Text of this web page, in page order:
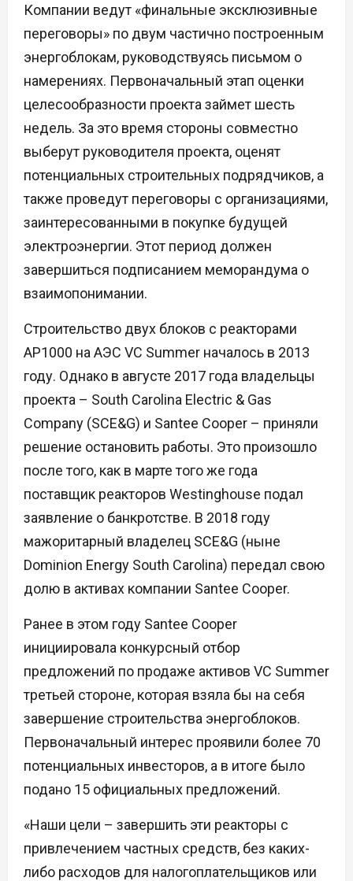
Компании ведут «финальные эксклюзивные
переговоры» по двум частично построенным
энергоблокам, руководствуясь письмом о
намерениях. Первоначальный этап оценки
целесообразности проекта займет шесть
недель. За это время стороны совместно
выберут руководителя проекта, оценят
потенциальных строительных подрядчиков, а
также проведут переговоры с организациями,
заинтересованными в покупке будущей
электроэнергии. Этот период должен
завершиться подписанием меморандума о
взаимопонимании.
Строительство двух блоков с реакторами
AP1000 на АЭС VC Summer началось в 2013
году. Однако в августе 2017 года владельцы
проекта – South Carolina Electric & Gas
Company (SCE&G) и Santee Cooper – приняли
решение остановить работы. Это произошло
после того, как в марте того же года
поставщик реакторов Westinghouse подал
заявление о банкротстве. В 2018 году
мажоритарный владелец SCE&G (ныне
Dominion Energy South Carolina) передал свою
долю в активах компании Santee Cooper.
Ранее в этом году Santee Cooper
инициировала конкурсный отбор
предложений по продаже активов VC Summer
третьей стороне, которая взяла бы на себя
завершение строительства энергоблоков.
Первоначальный интерес проявили более 70
потенциальных инвесторов, а в итоге было
подано 15 официальных предложений.
«Наши цели – завершить эти реакторы с
привлечением частных средств, без каких-
либо расходов для налогоплательщиков или